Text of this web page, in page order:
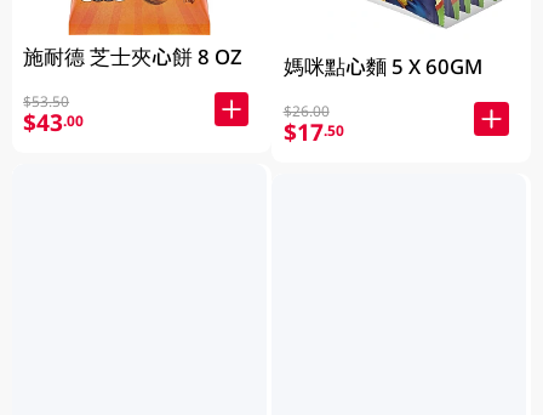
施耐德 芝士夾心餅 8 OZ
$53.50
$43.00
媽咪點心麵 5 X 60GM
$26.00
$17.50